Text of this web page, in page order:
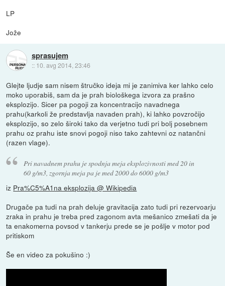
LP
Jože
sprasujem
:: 10. avg 2014, 23:46
Glejte ljudje sam nisem štručko ideja mi je zanimiva ker lahko celo
moko uporabiš, sam da je prah biološkega izvora za prašno
eksplozijo. Sicer pa pogoji za koncentracijo navadnega
prahu(karkoli že predstavlja navaden prah), ki lahko povzročijo
eksplozijo, so zelo široki tako da verjetno tudi pri bolj posebnem
prahu oz prahu iste snovi pogoji niso tako zahtevni oz natančni
(razen vlage).
Pri navadnem prahu je spodnja meja eksplozivnosti med 20 in
60 g/m3, zgornja meja pa je med 2000 do 6000 g/m3
iz Pra%C5%A1na eksplozija @ Wikipedia
Drugače pa tudi na prah deluje gravitacija zato tudi pri rezervoarju
zraka in prahu je treba pred zagonom avta mešanico zmešati da je
ta enakomerna povsod v tankerju prede se je pošlje v motor pod
pritiskom
Še en video za pokušino :)